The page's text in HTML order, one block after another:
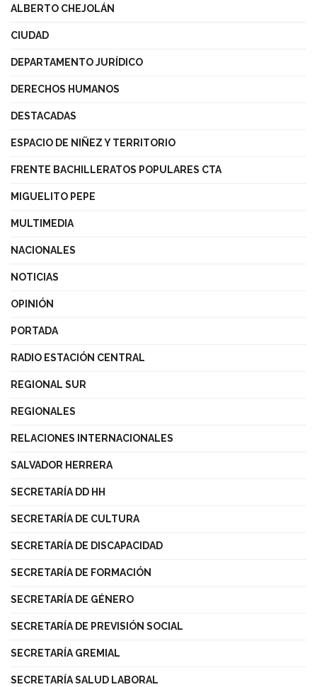
ALBERTO CHEJOLÁN
CIUDAD
DEPARTAMENTO JURÍDICO
DERECHOS HUMANOS
DESTACADAS
ESPACIO DE NIÑEZ Y TERRITORIO
FRENTE BACHILLERATOS POPULARES CTA
MIGUELITO PEPE
MULTIMEDIA
NACIONALES
NOTICIAS
OPINIÓN
PORTADA
RADIO ESTACIÓN CENTRAL
REGIONAL SUR
REGIONALES
RELACIONES INTERNACIONALES
SALVADOR HERRERA
SECRETARÍA DD HH
SECRETARÍA DE CULTURA
SECRETARÍA DE DISCAPACIDAD
SECRETARÍA DE FORMACIÓN
SECRETARÍA DE GÉNERO
SECRETARÍA DE PREVISIÓN SOCIAL
SECRETARÍA GREMIAL
SECRETARÍA SALUD LABORAL